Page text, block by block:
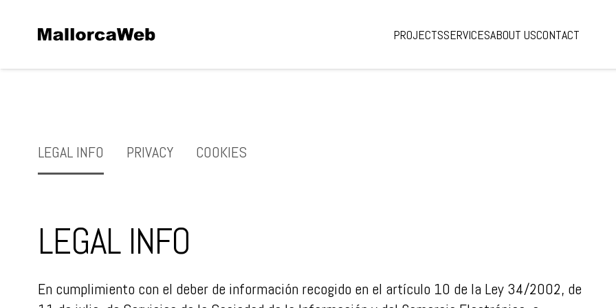
PROJECTSSERVICESABOUT USCONTACT
LEGAL INFO PRIVACY COOKIES
LEGAL INFO
En cumplimiento con el deber de información recogido en el artículo 10 de la Ley 34/2002, de